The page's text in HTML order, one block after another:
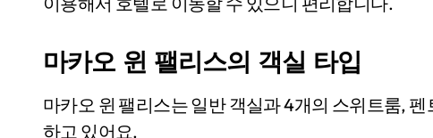
마카오 윈 팰리스의 객실 타입
마카오 윈 팰리스는 일반 객실과 4개의 스위트룸,
하고 있어요.